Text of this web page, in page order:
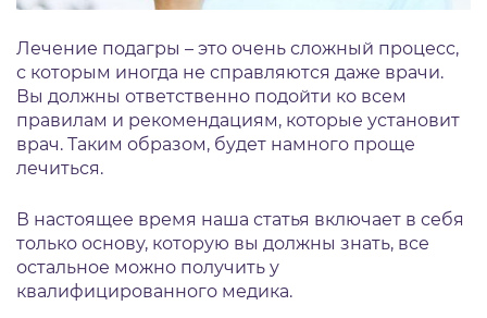
Лечение подагры – это очень сложный процесс,
с которым иногда не справляются даже врачи.
Вы должны ответственно подойти ко всем
правилам и рекомендациям, которые установит
врач. Таким образом, будет намного проще
лечиться.
В настоящее время наша статья включает в себя
только основу, которую вы должны знать, все
остальное можно получить у
квалифицированного медика.